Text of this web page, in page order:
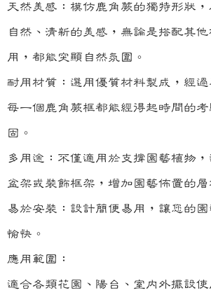
天然美感：模仿鹿角蕨的獨特形狀
自然、清新的美感，無論是搭配其
用，都能突顯自然氛圍。
耐用材質：選用優質材料製成，經
每一個鹿角蕨框都能經得起時間的考
固。
多用途：不僅適用於支撐園藝植物
盆架或裝飾框架，增加園藝佈置的層
易於安裝：設計簡便易用，讓您的園
愉快。
應用範圍：
適合各類花園、陽台、室內外擺設使